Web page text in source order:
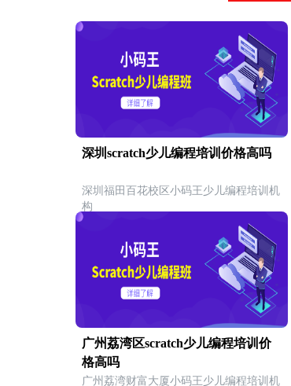
深圳scratch少儿编程培训价格高吗
深圳福田百花校区小码王少儿编程培训机
构
广州荔湾区scratch少儿编程培训价
格高吗
广州荔湾财富大厦小码王少儿编程培训机